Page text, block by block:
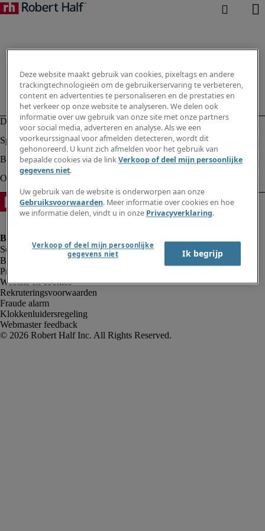
Bedrijfsinformatie
Privacyverklaring
Website en cookies
Rekruteringsvoorwaarden
Fraude alarm
Klokkenluidersregeling
Webmaster feedback
Deze website maakt gebruik van cookies, pixeltags en andere
trackingtechnologieën om de gebruikerservaring te verbeteren,
content en advertenties te personaliseren en de prestaties en
het verkeer op onze website te analyseren. We delen ook
informatie over uw gebruik van onze site met onze partners
voor social media, adverteren en analyse. Als we een
voorkeurssignaal voor afmelden detecteren, wordt dit
gehonoreerd. U kunt zich afmelden voor het gebruik van
bepaalde cookies via de linkVerkoop of deel mijn persoonlijke
gegevens niet.
Uw gebruik van de website is onderworpen aan onze
Gebruiksvoorwaarden. Meer informatie over cookies en hoe
we informatie delen, vindt u in onze Privacyverklaring.
Verkoop of deel mijn persoonlijke
gegevens niet
Ik begrijp